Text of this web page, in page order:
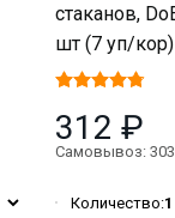
стаканов,
шт (7 уп/кор)
312 ₽
Самовывоз:
Количество:1